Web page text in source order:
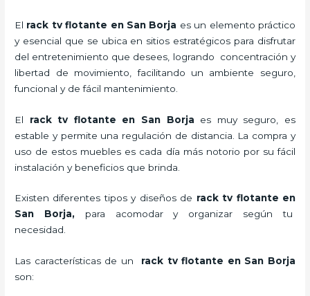
El rack tv flotante en San Borja es un elemento práctico
y esencial que se ubica en sitios estratégicos para disfrutar
del entretenimiento que desees, logrando concentración y
libertad de movimiento, facilitando un ambiente seguro,
funcional y de fácil mantenimiento.
El rack tv flotante en San Borja es muy seguro, es
estable y permite una regulación de distancia. La compra y
uso de estos muebles es cada día más notorio por su fácil
instalación y beneficios que brinda.
Existen diferentes tipos y diseños de rack tv flotante en
San Borja,para acomodar y organizar según tu
necesidad.
Las características de un rack tv flotante en San Borja
son: